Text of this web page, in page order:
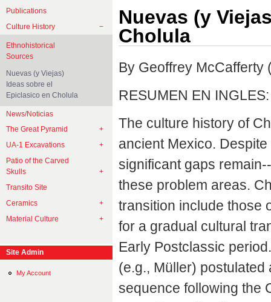
Publications
Culture History
Ethnohistorical
Sources
Nuevas (y Viejas)
Ideas sobre el
Epiclasico en Cholula
News/Noticias
The Great Pyramid
UA-1 Excavations
Patio of the Carved
Skulls
Transito Site
Ceramics
Material Culture
Nuevas (y
Cholula
By Geoffrey McCafferty
RESUMEN EN INGLES:
The culture history of
ancient Mexico.
significant gaps
these problem areas.
transition include those
for a gradual cultural
Early Postclassic
(e.g., Müller)
sequence following the
Site Admin
My Account